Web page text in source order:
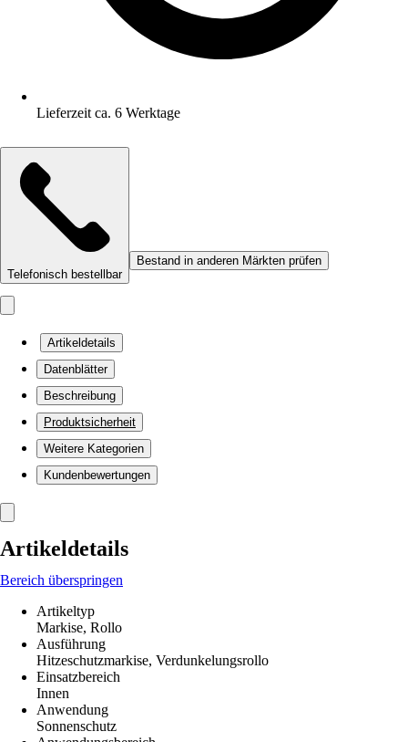
Lieferzeit ca. 6 Werktage
Telefonisch bestellbar
Bestand in anderen Märkten prüfen
Artikeldetails
Datenblätter
Beschreibung
Produktsicherheit
Weitere Kategorien
Kundenbewertungen
Artikeldetails
Bereich überspringen
Artikeltyp
Markise, Rollo
Ausführung
Hitzeschutzmarkise, Verdunkelungsrollo
Einsatzbereich
Innen
Anwendung
Sonnenschutz